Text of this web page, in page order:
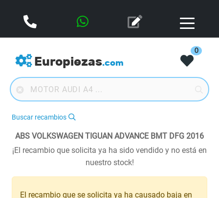
Europiezas.com
0
Buscar recambios
ABS VOLKSWAGEN TIGUAN ADVANCE BMT DFG 2016
¡El recambio que solicita ya ha sido vendido y no está en
nuestro stock!
El recambio que se solicita ya ha causado baja en